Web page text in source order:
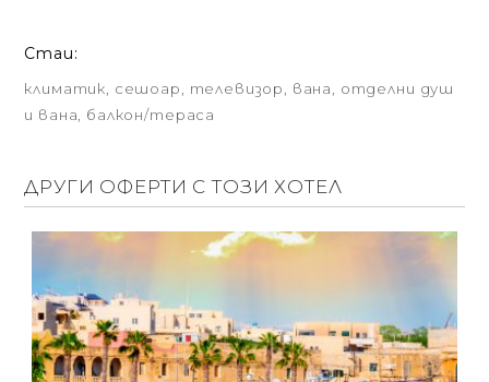
Стаи:
климатик, сешоар, телевизор, вана, отделни душ
и вана, балкон/тераса
ДРУГИ ОФЕРТИ С ТОЗИ ХОТЕЛ